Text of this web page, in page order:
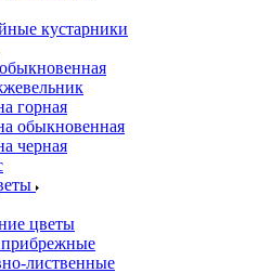
кустарники
горная
обыкновенная
черная
цветы
лиственные